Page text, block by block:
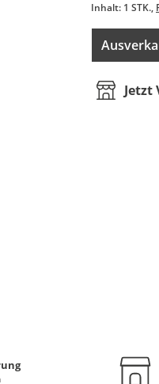
Inhalt: 1 STK.
Jetzt